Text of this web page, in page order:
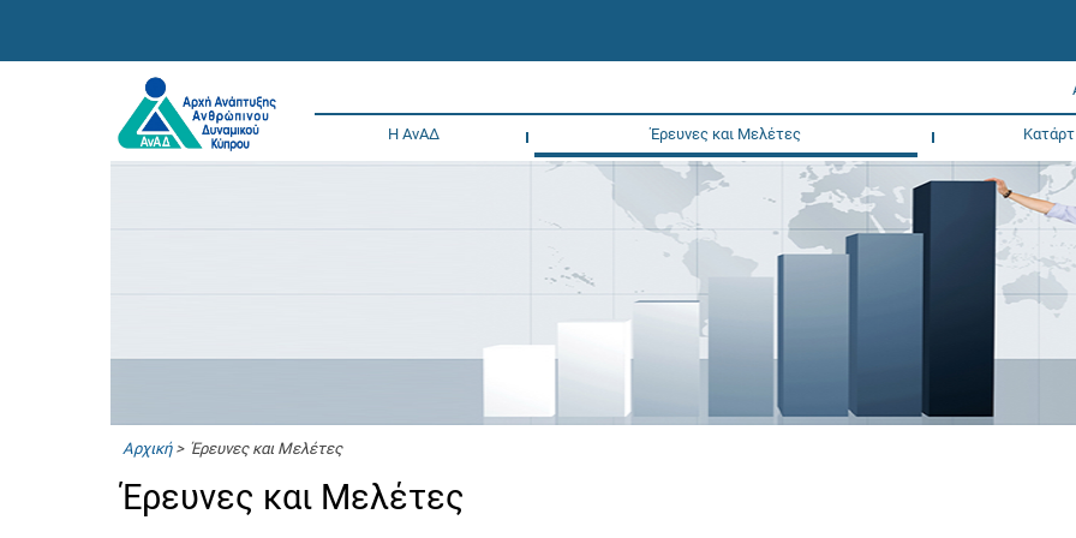
Η ΑνΑΔ Έρευνες και Μελέτες
Αρχική> Έρευνες και Μελέτες
Έρευνες και Μελέτες